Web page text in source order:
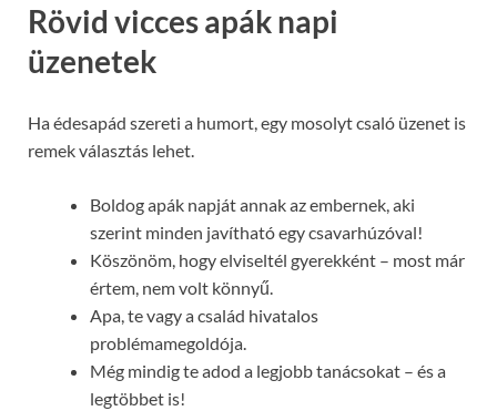
Rövid vicces apák napi
üzenetek
Ha édesapád szereti a humort, egy mosolyt csaló üzenet is
remek választás lehet.
Boldog apák napját annak az embernek, aki
szerint minden javítható egy csavarhúzóval!
Köszönöm, hogy elviseltél gyerekként – most már
értem, nem volt könnyű.
Apa, te vagy a család hivatalos
problémamegoldója.
Még mindig te adod a legjobb tanácsokat – és a
legtöbbet is!